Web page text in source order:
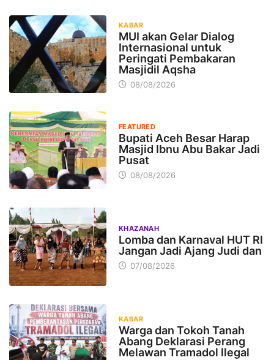
KABAR
MUI akan Gelar Dialog
Internasional untuk
Peringati Pembakaran
Masjidil Aqsha
08/08/2026
FEATURED
Bupati Aceh Besar Harap
Masjid Ibnu Abu Bakar Jadi
Pusat
08/08/2026
KHAZANAH
Lomba dan Karnaval HUT RI
Jangan Jadi Ajang Judi dan
07/08/2026
KABAR
Warga dan Tokoh Tanah
Abang Deklarasi Perang
Melawan Tramadol Ilegal